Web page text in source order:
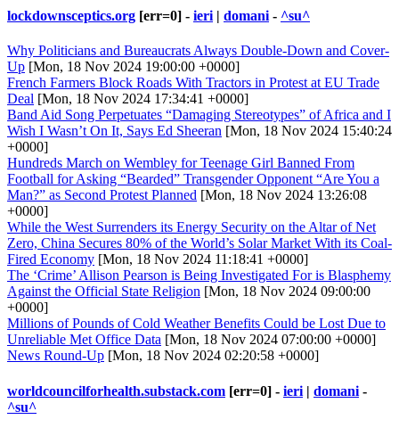
lockdownsceptics.org [err=0] - ieri | domani - ^su^
Why Politicians and Bureaucrats Always Double-Down and Cover-
Up [Mon, 18 Nov 2024 19:00:00 +0000]
French Farmers Block Roads With Tractors in Protest at EU Trade
Deal [Mon, 18 Nov 2024 17:34:41 +0000]
Band Aid Song Perpetuates “Damaging Stereotypes” of Africa and I
Wish I Wasn’t On It, Says Ed Sheeran [Mon, 18 Nov 2024 15:40:24
+0000]
Hundreds March on Wembley for Teenage Girl Banned From
Football for Asking “Bearded” Transgender Opponent “Are You a
Man?” as Second Protest Planned [Mon, 18 Nov 2024 13:26:08
+0000]
While the West Surrenders its Energy Security on the Altar of Net
Zero, China Secures 80% of the World’s Solar Market With its Coal-
Fired Economy [Mon, 18 Nov 2024 11:18:41 +0000]
The ‘Crime’ Allison Pearson is Being Investigated For is Blasphemy
Against the Official State Religion [Mon, 18 Nov 2024 09:00:00
+0000]
Millions of Pounds of Cold Weather Benefits Could be Lost Due to
Unreliable Met Office Data [Mon, 18 Nov 2024 07:00:00 +0000]
News Round-Up [Mon, 18 Nov 2024 02:20:58 +0000]
worldcouncilforhealth.substack.com [err=0] - ieri | domani -
^su^